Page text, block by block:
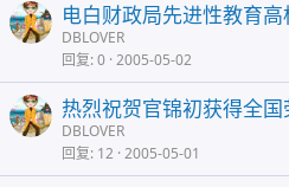
电白财政局先进性教育
DBLOVER
回复 0 2005-05-02
热烈祝贺官锦初获得全
DBLOVER
回复 12 2005-05-01